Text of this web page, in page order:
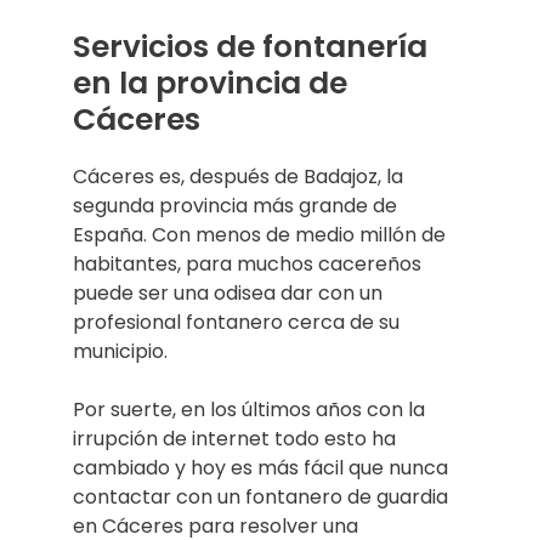
Servicios de fontanería
en la provincia de
Cáceres
Cáceres es, después de Badajoz, la
segunda provincia más grande de
España. Con menos de medio millón de
habitantes, para muchos cacereños
puede ser una odisea dar con un
profesional fontanero cerca de su
municipio.
Por suerte, en los últimos años con la
irrupción de internet todo esto ha
cambiado y hoy es más fácil que nunca
contactar con un fontanero de guardia
en Cáceres para resolver una